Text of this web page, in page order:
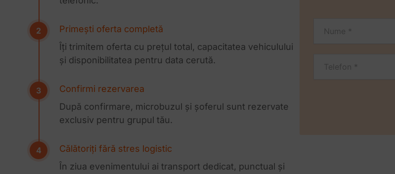
Primești oferta completă
Îți trimitem oferta cu prețul total, capacitatea vehiculului
și disponibilitatea pentru data cerută.
Confirmi rezervarea
După confirmare, microbuzul și șoferul sunt rezervate
exclusiv pentru grupul tău.
Călătoriți fără stres logistic
În ziua evenimentului ai transport dedicat, punctual și